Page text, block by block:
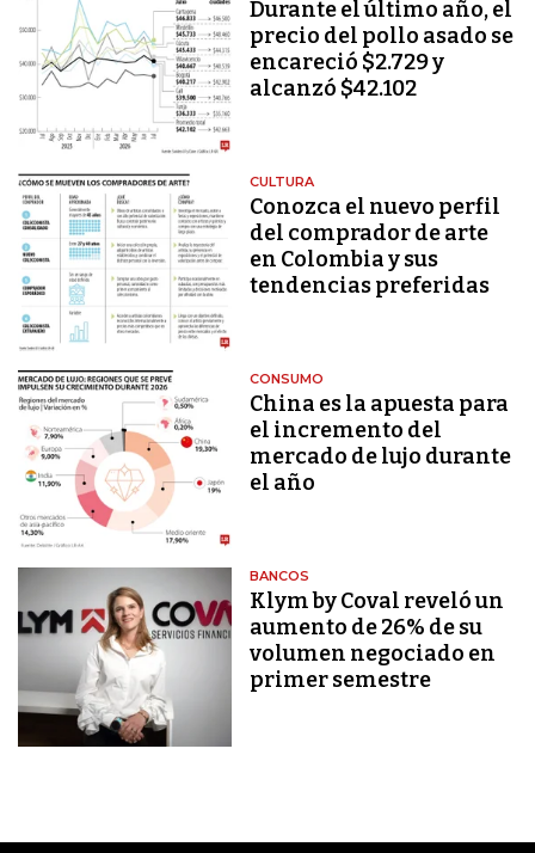
Durante el último año, el
precio del pollo asado se
encareció $2.729 y
alcanzó $42.102
CULTURA
Conozca el nuevo perfil
del comprador de arte
en Colombia y sus
tendencias preferidas
CONSUMO
China es la apuesta para
el incremento del
mercado de lujo durante
el año
BANCOS
Klym by Coval reveló un
aumento de 26% de su
volumen negociado en
primer semestre